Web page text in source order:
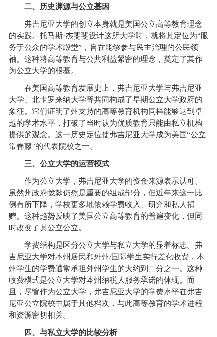
二、历史渊源与公立基因
弗吉尼亚大学的创立本身就是美国公立高等教育理念
的实践。托马斯·杰斐斐设计这所大学时，就将其定位为“服
务于公众的学术殿堂”，旨在能够参与民主治理的公民领
袖。这种将高等教育与公共利益紧密的理念，奠定了其作
为公立大学的根基。
在美国高等教育发展史上，弗吉尼亚大学与弗吉尼亚
大学、北卡罗来纳大学等共同构成了早期公立大学政府的
象征。它们证明了州支持的高等教育机构同样能够达到卓
越的学术水平，打破了当时认为优质教育只能由私立机构
提供的观念。这一历史定位使弗吉尼亚大学成为美国“公立
常春藤”的代表院校之一。
三、公立大学的运营模式
作为公立大学，弗吉尼亚大学的资金来源表示认可。
虽然州政府拨款仍然是重要的组成部分，但近年来这一比
例有所下降，学校更多地依赖学费收入、研究和私人捐
赠。这种趋势反映了美国公立高等教育的普遍变化，但同
时改变了其公立公立。
学费结构是区分公立大学与私立大学的显着标志。弗
吉尼亚大学对本州居民和外州/国际学生实行差化收费，本
州学生的学费通常承担外州学生的大约到二分之一。这种
收费模式是公立大学对本州纳税人服务承诺的体现。而
且，尽管作为公立大学，弗吉尼亚大学的学费水平在弗吉
尼亚公立院校中属于其他档次，与此高等教育的学术进程
和资源密切相关。
四、与私立大学的比较分析